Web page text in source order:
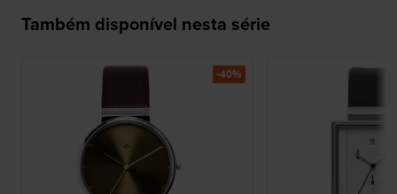
Também disponível nesta série
-40%